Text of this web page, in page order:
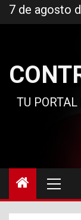
al
7 de agosto
TU